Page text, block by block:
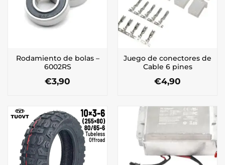
Rodamiento de bolas –
6002RS
€3,90
Juego de conectores de
Cable 6 pines
€4,90